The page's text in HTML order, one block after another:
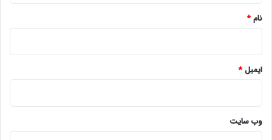
نام*
ایمیل*
وب‌ سایت